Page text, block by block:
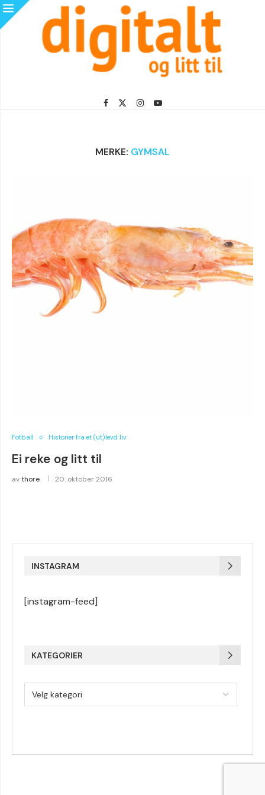
MERKE: GYMSAL
Fotball Historier fra et (ut)levd liv
Ei reke og litt til
avthore 20. oktober 2016
INSTAGRAM
[instagram-feed]
KATEGORIER